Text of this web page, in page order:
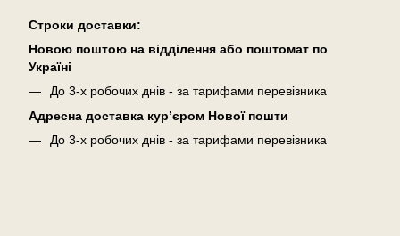
Cтроки доставки:
Новою поштою на відділення або поштомат по
Україні
До 3-х робочих днів - за тарифами перевізника
Адресна доставка кур’єром Нової пошти
До 3-х робочих днів - за тарифами перевізника